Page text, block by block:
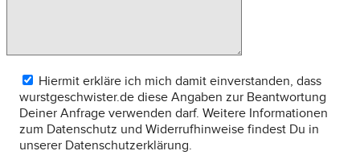
Hiermit erkläre ich mich damit einverstanden, dass
wurstgeschwister.de diese Angaben zur Beantwortung
Deiner Anfrage verwenden darf. Weitere Informationen
zum Datenschutz und Widerrufhinweise findest Du in
unserer Datenschutzerklärung.